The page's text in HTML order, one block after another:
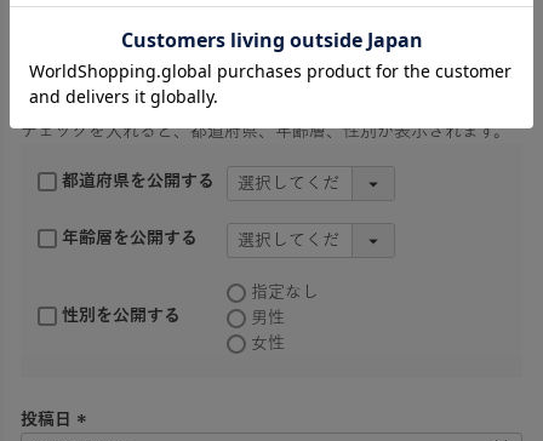
)
プロフィール公開
チェックを入れると、都道府県、年齢層、性別が表示されます。
都道府県を公開する
年齢層を公開する
性別を公開する
指定なし
男性
女性
投稿日